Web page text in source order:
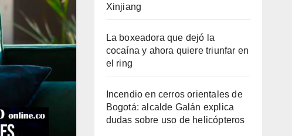
Xinjiang
La boxeadora que dejó la
cocaína y ahora quiere triunfar en
el ring​
Incendio en cerros orientales de
Bogotá: alcalde Galán explica
dudas sobre uso de helicópteros